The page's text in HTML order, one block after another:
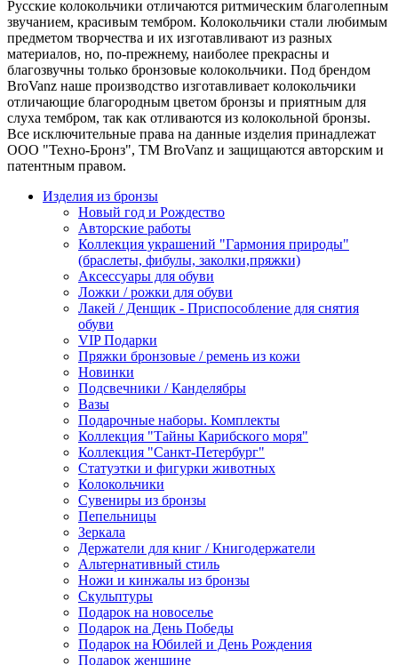
Русские колокольчики отличаются ритмическим благолепным
звучанием, красивым тембром. Колокольчики стали любимым
предметом творчества и их изготавливают из разных
материалов, но, по-прежнему, наиболее прекрасны и
благозвучны только бронзовые колокольчики. Под брендом
BroVanz наше производство изготавливает колокольчики
отличающие благородным цветом бронзы и приятным для
слуха тембром, так как отливаются из колокольной бронзы.
Все исключительные права на данные изделия принадлежат
ООО "Техно-Бронз", ТМ BroVanz и защищаются авторским и
патентным правом.
Изделия из бронзы
Новый год и Рождество
Авторские работы
Коллекция украшений "Гармония природы"
(браслеты, фибулы, заколки,пряжки)
Аксессуары для обуви
Ложки / рожки для обуви
Лакей / Денщик - Приспособление для снятия
обуви
VIP Подарки
Пряжки бронзовые / ремень из кожи
Новинки
Подсвечники / Канделябры
Вазы
Подарочные наборы. Комплекты
Коллекция "Тайны Карибского моря"
Коллекция "Санкт-Петербург"
Статуэтки и фигурки животных
Колокольчики
Сувениры из бронзы
Пепельницы
Зеркала
Держатели для книг / Книгодержатели
Альтернативный стиль
Ножи и кинжалы из бронзы
Скульптуры
Подарок на новоселье
Подарок на День Победы
Подарок на Юбилей и День Рождения
Подарок женщине